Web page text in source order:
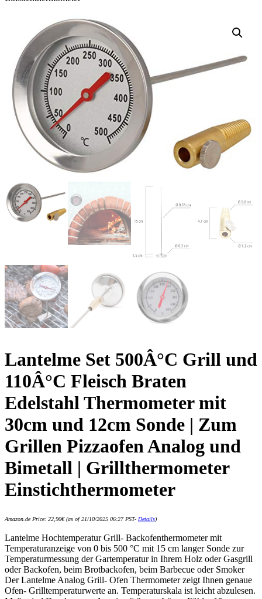
Lantelme Set 500Â°C Grill und
110Â°C Fleisch Braten
Edelstahl Thermometer mit
30cm und 12cm Sonde | Zum
Grillen Pizzaofen Analog und
Bimetall | Grillthermometer
Einstichthermometer
Amazon.de Price: 22,90€(as of 21/10/2025 06:27 PST- Details)
Lantelme Hochtemperatur Grill- Backofenthermometer mit
Temperaturanzeige von 0 bis 500 °C mit 15 cm langer Sonde zur
Temperaturmessung der Gartemperatur in Ihrem Holz oder Gasgrill
oder Backofen, beim Brotbackofen, beim Barbecue oder Smoker
Der Lantelme Analog Grill- Ofen Thermometer zeigt Ihnen genaue
Ofen- Grilltemperaturwerte an. Temperaturskala ist leicht abzulesen.